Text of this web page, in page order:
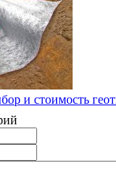
и стоимость